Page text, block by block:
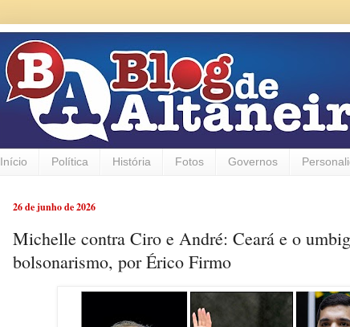
Início Política História Fotos Governos
26 de junho de 2026
Michelle contra Ciro e André: Ceará e o
bolsonarismo, por Érico Firmo